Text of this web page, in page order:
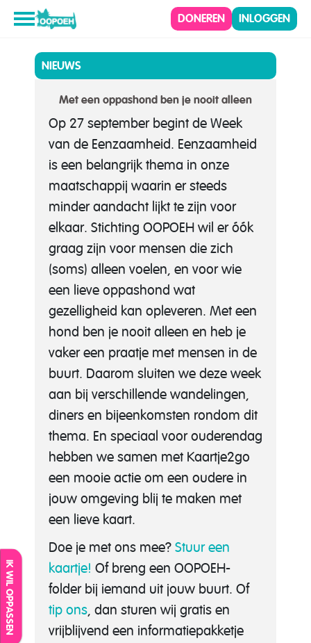
DONEREN INLOGGEN
IK WIL OPPASSEN
NIEUWS
Met een oppashond ben je nooit alleen
Op 27 september begint de Week
van de Eenzaamheid. Eenzaamheid
is een belangrijk thema in onze
maatschappij waarin er steeds
minder aandacht lijkt te zijn voor
elkaar. Stichting OOPOEH wil er óók
graag zijn voor mensen die zich
(soms) alleen voelen, en voor wie
een lieve oppashond wat
gezelligheid kan opleveren. Met een
hond ben je nooit alleen en heb je
vaker een praatje met mensen in de
buurt. Daarom sluiten we deze week
aan bij verschillende wandelingen,
diners en bijeenkomsten rondom dit
thema. En speciaal voor ouderendag
hebben we samen met Kaartje2go
een mooie actie om een oudere in
jouw omgeving blij te maken met
een lieve kaart.
Doe je met ons mee? Stuur een
kaartje! Of breng een OOPOEH-
folder bij iemand uit jouw buurt. Of
tip ons, dan sturen wij gratis en
vrijblijvend een informatiepakketje